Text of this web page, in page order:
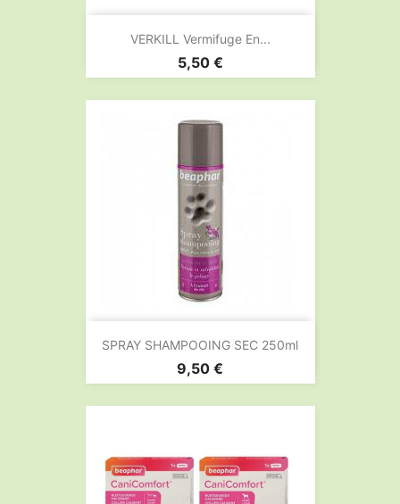
VERKILL Vermifuge En...
Prix
5,50 €
SPRAY SHAMPOOING SEC 250ml
Prix
9,50 €